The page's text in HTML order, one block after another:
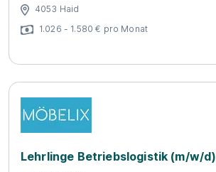
4053 Haid
1.026 - 1.580 € pro Monat
Lehrlinge Betriebslogistik (m/w/d)